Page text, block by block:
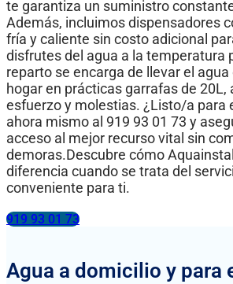
te garantiza un suministro
Además, incluimos dispensadores
fría y caliente sin costo adicional
disfrutes del agua a la temperatura
reparto se encarga de llevar el
hogar en prácticas garrafas de 20L,
esfuerzo y molestias. ¿Listo/a para
ahora mismo al 919 93 01 73 y
acceso al mejor recurso vital sin
demoras.Descubre cómo
diferencia cuando se trata del
conveniente para ti.
919 93 01 73
Agua a domicilio y para